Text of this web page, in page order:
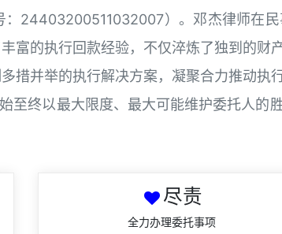
24403200511032007）。邓杰律师在
富的执行回款经验，不仅淬炼了独到的财
措并举的执行解决方案，凝聚合力推动执
至终以最大限度、最大可能维护委托人
尽责
全力办理委托事项